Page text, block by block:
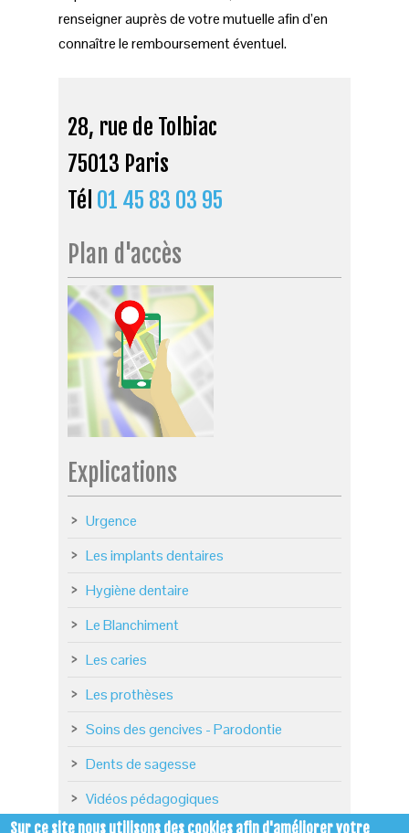
renseigner auprès de votre mutuelle afin d’en
connaître le remboursement éventuel.
28, rue de Tolbiac
75013 Paris
Tél 01 45 83 03 95
Plan d'accès
Explications
Urgence
Les implants dentaires
Hygiène dentaire
Le Blanchiment
Les caries
Les prothèses
Soins des gencives - Parodontie
Dents de sagesse
Vidéos pédagogiques
Sur ce site nous utilisons des cookies afin d'améliorer votre